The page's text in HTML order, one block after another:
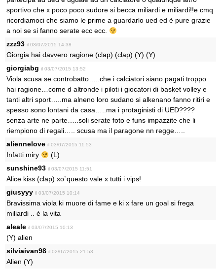
sportivo che x poco poco sudore si becca miliardi e miliardi!!e cmq
ricordiamoci che siamo le prime a guardarlo ued ed è pure grazie
a noi se si fanno serate ecc ecc.
zzz93 il 03/07/2015 14:38
Giorgia hai davvero ragione (clap) (clap) (Y) (Y)
giorgiabg il 03/07/2015 13:52
Viola scusa se controbatto…..che i calciatori siano pagati troppo
hai ragione…come d altronde i piloti i giocatori di basket volley e
tanti altri sport…..ma alneno loro sudano si alkenano fanno ritiri e
spesso sono lontani da casa…..ma i protaginisti di UED????
senza arte ne parte…..soli serate foto e funs impazzite che li
riempiono di regali….. scusa ma il paragone nn regge…..
aliennelove il 03/07/2015 11:53
Infatti miry
(L)
sunshine93 il 03/07/2015 11:51
Alice kiss (clap) xo`questo vale x tutti i vips!
giusyyy il 03/07/2015 10:14
Bravissima viola ki muore di fame e ki x fare un goal si frega
miliardi .. è la vita
aleale il 03/07/2015 10:13
(Y) alien
silviaivan98 il 02/07/2015 21:53
Alien (Y)